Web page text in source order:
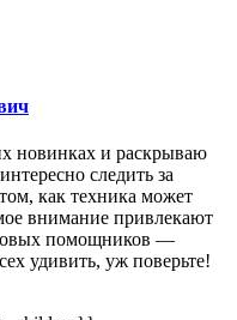
новинках и раскрываю
следить за
как техника может
внимание привлекают
помощников —
удивить, уж поверьте!